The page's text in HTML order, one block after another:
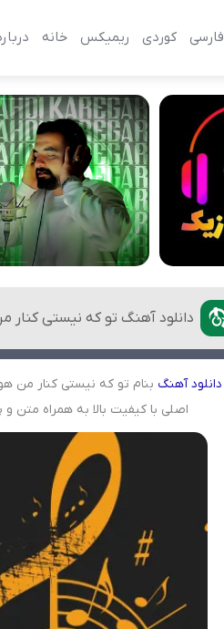
فارسی کوردی ریمیکس خانه
دانلود آهنگ تو که نیستی کنار
دانلودآهنگ بنام تو که نیستی کنار من
اصلی با کیفیت بالا به همراه متن